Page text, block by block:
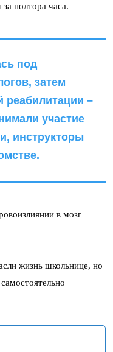
полтора часа.
под
затем
реабилитации –
участие
инструкторы
в мозг
жизнь школьнице, но